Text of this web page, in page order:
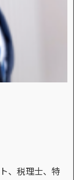
、税理士、特